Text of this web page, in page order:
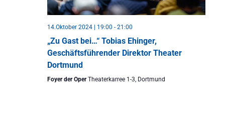
14.Oktober 2024 | 19:00 - 21:00
„Zu Gast bei…“ Tobias Ehinger,
Geschäftsführender Direktor Theater
Dortmund
Foyer der OperTheaterkarree 1-3, Dortmund